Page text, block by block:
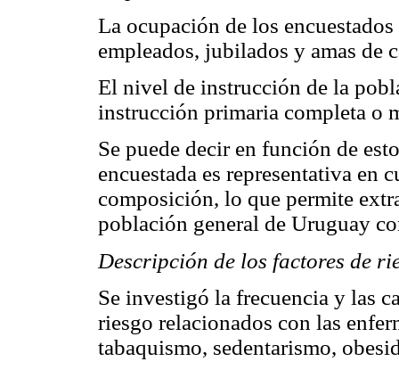
La ocupación de los
empleados, jubilados y amas de
El nivel de instrucción de la
instrucción primaria completa o
Se puede decir en función de
encuestada es representativa en
composición, lo que permite
población general de Uruguay
Descripción de los factores de
Se investigó la frecuencia y las
riesgo relacionados con las
tabaquismo, sedentarismo,